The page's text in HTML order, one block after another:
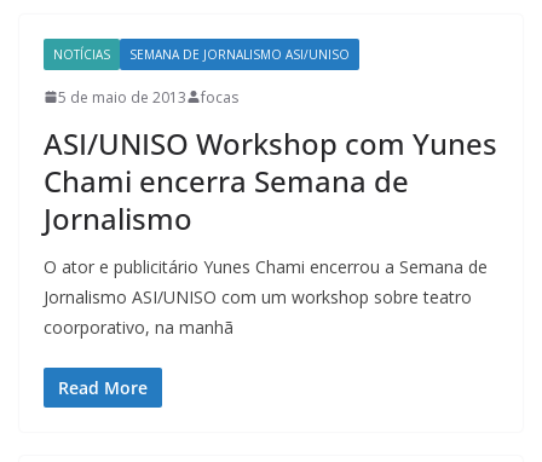
NOTÍCIAS SEMANA DE JORNALISMO ASI/UNISO
5 de maio de 2013 focas
ASI/UNISO Workshop com Yunes
Chami encerra Semana de
Jornalismo
O ator e publicitário Yunes Chami encerrou a Semana de
Jornalismo ASI/UNISO com um workshop sobre teatro
coorporativo, na manhã
Read More